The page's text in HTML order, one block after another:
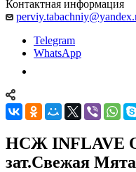
Контактная информация
Telegram
WhatsApp
НСЖ INFLAVE
зат.Свежая